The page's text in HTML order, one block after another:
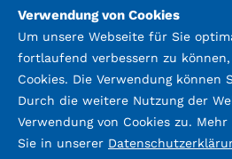
Datenschutz
Kontakt
Verwendung von Cookies
Um unsere Webseite für Sie
fortlaufend verbessern zu
Cookies. Die Verwendung können
Durch die weitere Nutzung der
Verwendung von Cookies zu.
Sie in unserer